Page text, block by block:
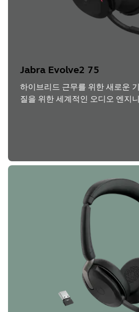
Jabra Evolve2 75
하이브리드 근무를 위한 새로운
질을 위한 세계적인 오디오 엔지